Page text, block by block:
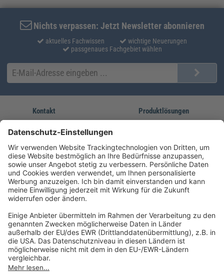
Nichts verpassen: Jetzt Newsletter abonnieren
aktuelles Fachwissen
wichtige Neuerungen
passgenaues Fachgebiet wählen
Kontakt
service@forum-verlag.com
Mo-Do 07:30 - 17:00 Uhr
Fr 07:30 - 15:00 Uhr
Produktlösungen
Unsere Marken
Folgen Sie uns
Impressum